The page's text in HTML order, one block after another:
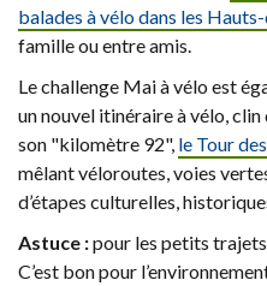
balades à vélo dans les
famille ou entre amis.
Le challenge Mai à vélo est
un nouvel itinéraire à vélo,
son "kilomètre 92", le Tour
mêlant véloroutes, voies
d’étapes culturelles,
Astuce :pour les petits
C’est bon pour